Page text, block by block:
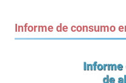
Informe de consumo